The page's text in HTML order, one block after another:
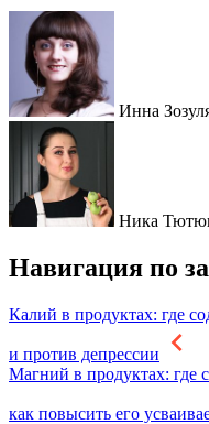
Инна
Ника
Навигация по
Калий в продуктах: где
и против депрессии
Магний в продуктах: где
как повысить его